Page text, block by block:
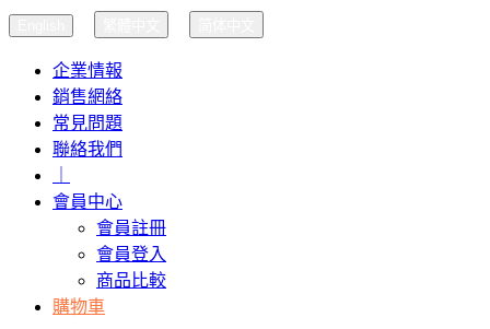
企業情報
銷售網絡
常見問題
聯絡我們
會員中心
會員註冊
會員登入
商品比較
購物車